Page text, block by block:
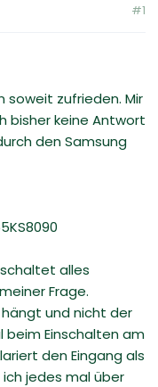
#1
soweit zufrieden. Mir
bisher keine Antwort
den Samsung
alles
Frage.
hängt und nicht der
beim Einschalten am
den Eingang als
jedes mal über